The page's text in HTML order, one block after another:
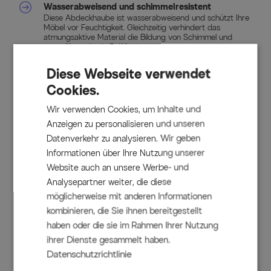
Wasserabweisend und schimmelresistent
Diese Abdeckhaube ist wasserabweisend und schützt Ihre
Möbel vor Feuchtigkeit. Gleichzeitig verhindert das
atmungsaktive Material die Bildung von Schimmel und
sorgt für optimale Belüftung.
Der integrierte UV-Schutz bewahrt Ihre Gartenmöbel vor
dem Ausbleichen und verlängert ihre Farbintensität. So
sieht Ihre Lounge auch nach langem Einsatz im Freien noch
aus wie neu.
Stabile Befestigung
Ausgestattet mit Zugbändern und Gurten mit Schnallen,
bleibt die Abdeckhaube auch bei starkem Wind sicher an
Ort und Stelle. Diese stabile Befestigung macht die
Handhabung besonders einfach und sicher.
Pflegeleicht und einfach zu reinigen
Die OUTFLEXX Abdeckhaube ist besonders pflegeleicht.
Einfache Reinigung genügt, um Schmutz zu entfernen. So
bleibt Ihre Gartenlounge stets optimal geschützt und
gepflegt.
Lieferumfang
1x OUTFLEXX Abdeckhaube für Gartenlounges, ca. 210
Diese Webseite verwendet
Cookies.
Wir verwenden Cookies, um Inhalte und
Anzeigen zu personalisieren und unseren
Datenverkehr zu analysieren. Wir geben
Informationen über Ihre Nutzung unserer
Website auch an unsere Werbe- und
Analysepartner weiter, die diese
möglicherweise mit anderen Informationen
kombinieren, die Sie ihnen bereitgestellt
haben oder die sie im Rahmen Ihrer Nutzung
ihrer Dienste gesammelt haben.
Datenschutzrichtlinie